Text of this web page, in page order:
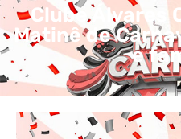
Clube Álvares
Matinê de
e